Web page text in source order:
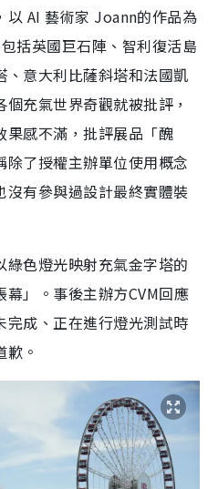
以 AI 藝術家 Joann的作品為
括英國巨石陣、智利復活島
意大利比薩斜塔和法國凱
充氣世界奇觀就被批評，
果感不滿，批評展品「醜
了授權主辦單位使用概念
沒有參與過設計最終實體裝
綠色燈光映射充氣金字塔的
」。事後主辦方CVM回應
成、正在進行燈光測試時
。